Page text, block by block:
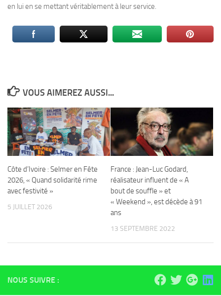
en lui en se mettant véritablement à leur service.
VOUS AIMEREZ AUSSI...
Côte d’Ivoire : Selmer en Fête
2026, « Quand solidarité rime
avec festivité »
5 JUILLET 2026
France : Jean-Luc Godard,
réalisateur influent de « A
bout de souffle » et
« Weekend », est décède à 91
ans
13 SEPTEMBRE 2022
NOUS SUIVRE :